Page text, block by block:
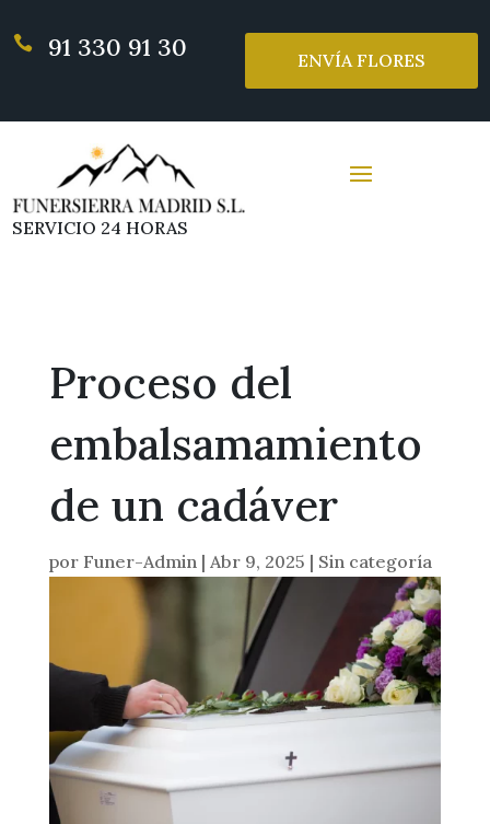
ENVÍA FLORES
 91 330 91 30
SERVICIO 24 HORAS
Proceso del
embalsamamiento
de un cadáver
por Funer-Admin | Abr 9, 2025 | Sin categoría